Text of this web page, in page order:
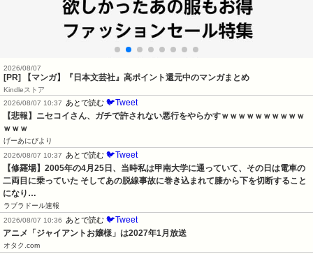
2026/08/07
[PR] 【マンガ】『日本文芸社』高ポイント還元中のマンガまとめ
Kindleストア
2026/08/07 10:37
あとで読む 🐦Tweet
【悲報】ニセコイさん、ガチで許されない悪行をやらかすｗｗｗｗｗｗｗｗｗｗ
ｗｗｗ
げーあにびより
2026/08/07 10:37
あとで読む 🐦Tweet
【修羅場】2005年の4月25日、当時私は甲南大学に通っていて、その日は電車の
二両目に乗っていた そしてあの脱線事故に巻き込まれて膝から下を切断すること
になり…
ラブラドール速報
2026/08/07 10:36
あとで読む 🐦Tweet
アニメ「ジャイアントお嬢様」は2027年1月放送
オタク.com